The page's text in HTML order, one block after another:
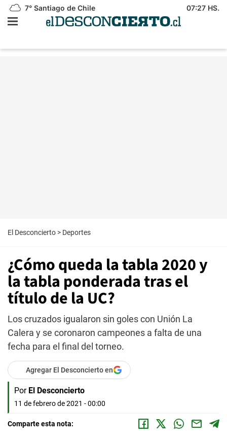
7° Santiago de Chile 07:27 HS.
El Desconcierto > Deportes
¿Cómo queda la tabla 2020 y
la tabla ponderada tras el
título de la UC?
Los cruzados igualaron sin goles con Unión La
Calera y se coronaron campeones a falta de una
fecha para el final del torneo.
Agregar El Desconcierto en
Por El Desconcierto
11 de febrero de 2021 - 00:00
Comparte esta nota: